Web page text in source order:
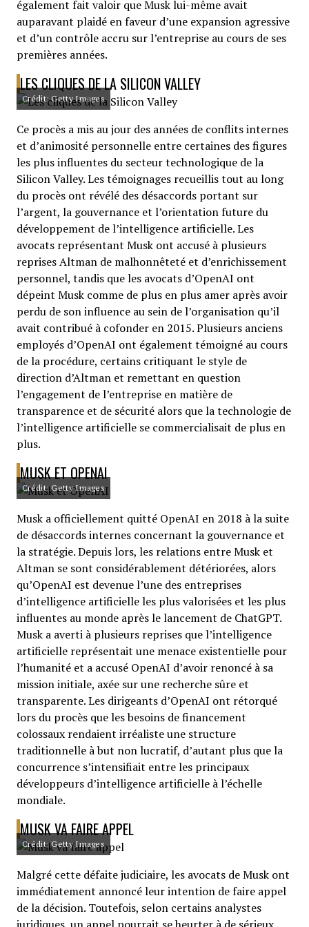
également fait valoir que Musk lui-même avait
auparavant plaidé en faveur d’une expansion agressive
et d’un contrôle accru sur l’entreprise au cours de ses
premières années.
LES CLIQUES DE LA SILICON VALLEY
Crédit: Getty Images
Ce procès a mis au jour des années de conflits internes
et d’animosité personnelle entre certaines des figures
les plus influentes du secteur technologique de la
Silicon Valley. Les témoignages recueillis tout au long
du procès ont révélé des désaccords portant sur
l’argent, la gouvernance et l’orientation future du
développement de l’intelligence artificielle. Les
avocats représentant Musk ont accusé à plusieurs
reprises Altman de malhonnêteté et d’enrichissement
personnel, tandis que les avocats d’OpenAI ont
dépeint Musk comme de plus en plus amer après avoir
perdu de son influence au sein de l’organisation qu’il
avait contribué à cofonder en 2015. Plusieurs anciens
employés d’OpenAI ont également témoigné au cours
de la procédure, certains critiquant le style de
direction d’Altman et remettant en question
l’engagement de l’entreprise en matière de
transparence et de sécurité alors que la technologie de
l’intelligence artificielle se commercialisait de plus en
plus.
MUSK ET OPENAI
Crédit: Getty Images
Musk a officiellement quitté OpenAI en 2018 à la suite
de désaccords internes concernant la gouvernance et
la stratégie. Depuis lors, les relations entre Musk et
Altman se sont considérablement détériorées, alors
qu’OpenAI est devenue l’une des entreprises
d’intelligence artificielle les plus valorisées et les plus
influentes au monde après le lancement de ChatGPT.
Musk a averti à plusieurs reprises que l’intelligence
artificielle représentait une menace existentielle pour
l’humanité et a accusé OpenAI d’avoir renoncé à sa
mission initiale, axée sur une recherche sûre et
transparente. Les dirigeants d’OpenAI ont rétorqué
lors du procès que les besoins de financement
colossaux rendaient irréaliste une structure
traditionnelle à but non lucratif, d’autant plus que la
concurrence s’intensifiait entre les principaux
développeurs d’intelligence artificielle à l’échelle
mondiale.
MUSK VA FAIRE APPEL
Crédit: Getty Images
Malgré cette défaite judiciaire, les avocats de Musk ont
immédiatement annoncé leur intention de faire appel
de la décision. Toutefois, selon certains analystes